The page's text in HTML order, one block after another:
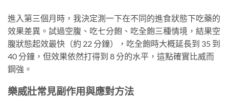
進入第三個月時，我決定測一下在不同的進食狀態下吃藥的
效果差異。試過空腹、吃七分飽、吃全飽三種情境，結果空
腹狀態起效最快（約 22 分鐘），吃全飽時大概延長到 35 到
40 分鐘，但效果依然打得到 8 分的水平，這點確實比威而
鋼強。
樂威壯常見副作用與應對方法